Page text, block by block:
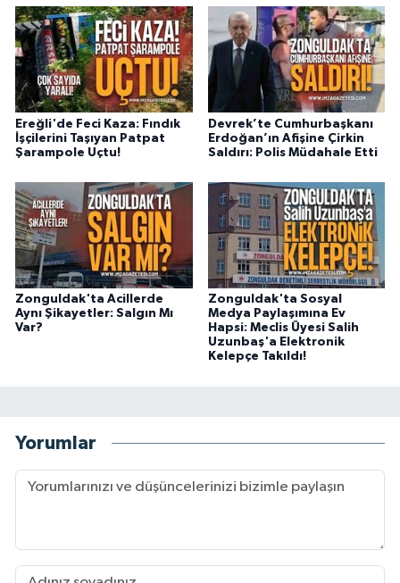
Ereğli'de Feci Kaza: Fındık
İşçilerini Taşıyan Patpat
Şarampole Uçtu!
Devrek’te Cumhurbaşkanı
Erdoğan’ın Afişine Çirkin
Saldırı: Polis Müdahale Etti
Zonguldak'ta Acillerde
Aynı Şikayetler: Salgın Mı
Var?
Zonguldak'ta Sosyal
Medya Paylaşımına Ev
Hapsi: Meclis Üyesi Salih
Uzunbaş'a Elektronik
Kelepçe Takıldı!
Yorumlar